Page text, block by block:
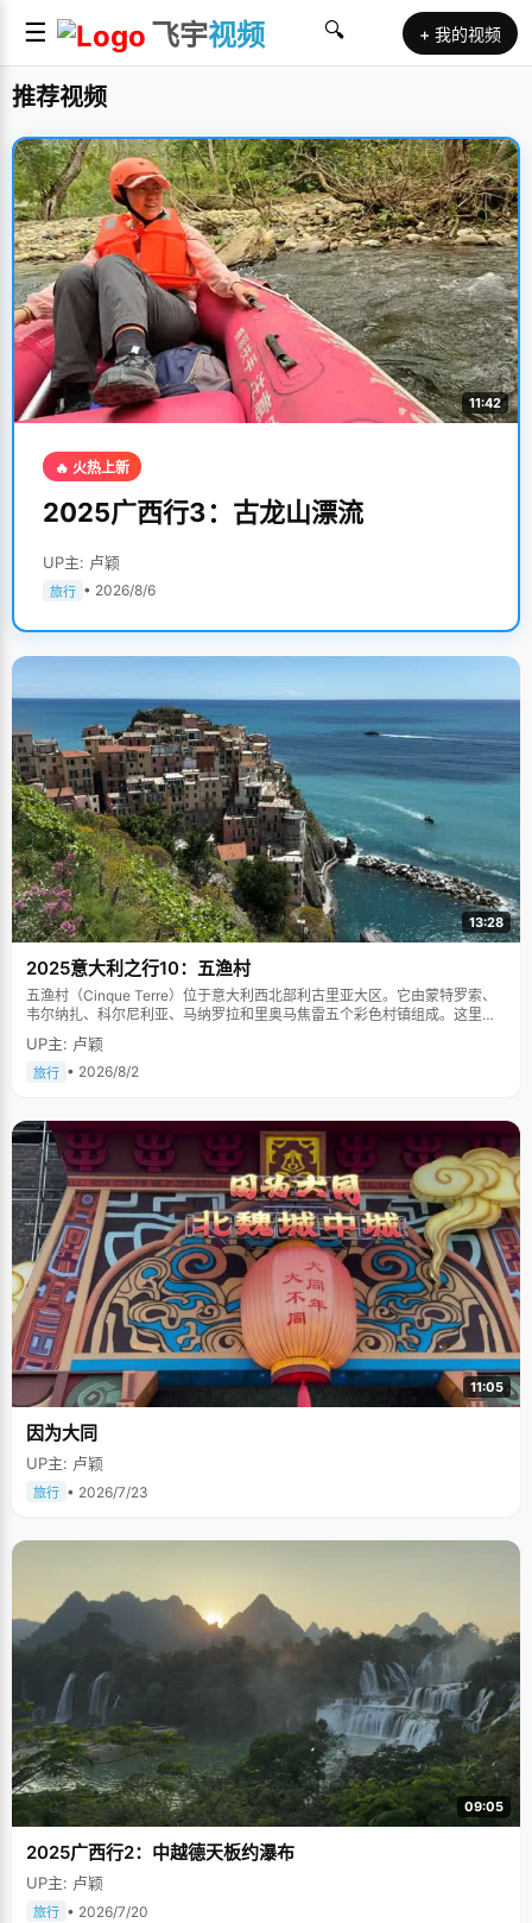
☰ 飞宇视频 🔍 + 我的视频
推荐视频
11:42
🔥 火热上新
2025广西行3：古龙山漂流
UP主: 卢颖
旅行 • 2026/8/6
13:28
2025意大利之行10：五渔村
五渔村（Cinque Terre）位于意大利西北部利古里亚大区。它由蒙特罗索、
韦尔纳扎、科尔尼利亚、马纳罗拉和里奥马焦雷五个彩色村镇组成。这里依
山傍海，房屋色彩斑斓，1997年被列为世界文化遗产。
UP主: 卢颖
旅行 • 2026/8/2
11:05
因为大同
UP主: 卢颖
旅行 • 2026/7/23
09:05
2025广西行2：中越德天板约瀑布
UP主: 卢颖
旅行 • 2026/7/20